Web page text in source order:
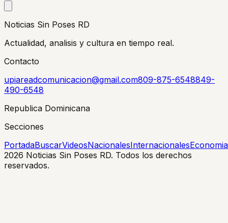
Noticias Sin Poses RD
Actualidad, analisis y cultura en tiempo real.
Contacto
upiareadcomunicacion@gmail.com809-875-6548849-
490-6548
Republica Dominicana
Secciones
PortadaBuscarVideosNacionalesInternacionalesEconomia
2026 Noticias Sin Poses RD. Todos los derechos
reservados.